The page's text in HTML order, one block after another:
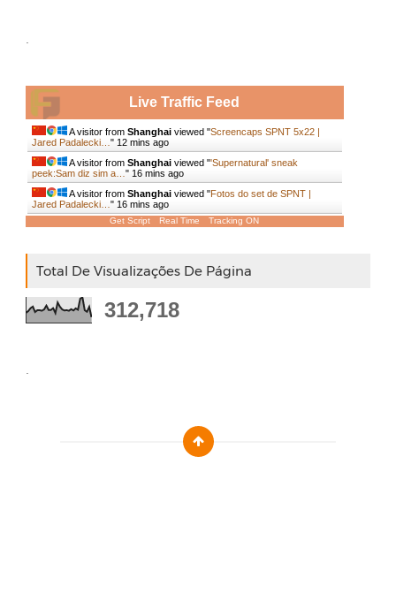
.
Live Traffic Feed
A visitor from Shanghaiviewed "Screencaps SPNT 5x22 |
Jared Padalecki… " 12 mins ago
A visitor from Shanghaiviewed "'Supernatural' sneak
peek:Sam diz sim a… " 16 mins ago
A visitor from Shanghaiviewed "Fotos do set de SPNT |
Jared Padalecki… " 16 mins ago
Get Script Real Time Tracking ON
Total De Visualizações De Página
312,718
.